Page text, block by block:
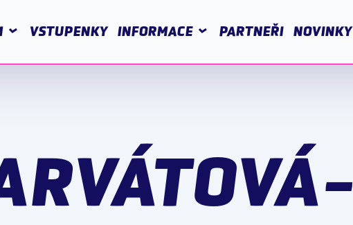
VSTUPENKY INFORMACE PARTNEŘI NOVINKY